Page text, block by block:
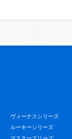
ヴィーナスシリーズ
ルーキーシリーズ